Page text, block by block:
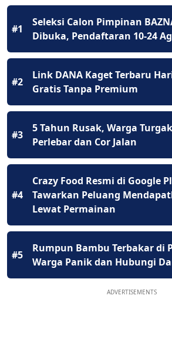
#1
Seleksi Calon Pimpinan
Dibuka, Pendaftaran 10-24
#2
Link DANA Kaget Terbaru
Gratis Tanpa Premium
#3
5 Tahun Rusak, Warga
Perlebar dan Cor Jalan
#4
Crazy Food Resmi di Google
Tawarkan Peluang
Lewat Permainan
#5
Rumpun Bambu Terbakar di
Warga Panik dan Hubungi
ADVERTISEMENTS